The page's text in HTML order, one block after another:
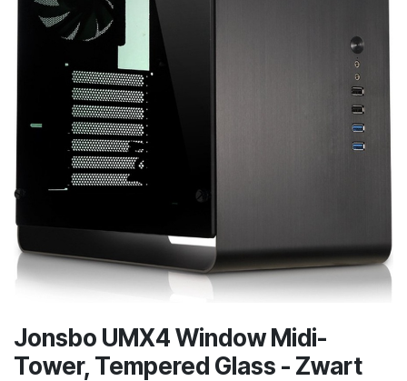
Jonsbo UMX4 Window Midi-
Tower, Tempered Glass - Zwart